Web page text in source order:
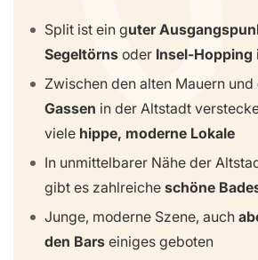
Split ist ein guter
Segeltörns oder Insel-Hopping
Zwischen den alten Mauern und
Gassen in der Altstadt
viele hippe, moderne Lokale
In unmittelbarer Nähe der
gibt es zahlreiche schöne
Junge, moderne Szene, auch
den Bars einiges geboten